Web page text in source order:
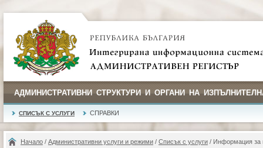
АДМИНИСТРАТИВНИ СТРУКТУРИ И ОРГАНИ НА
СПИСЪК С УСЛУГИ СПРАВКИ
Начало / Административни услуги и режими / Списък с услуги / Информация за